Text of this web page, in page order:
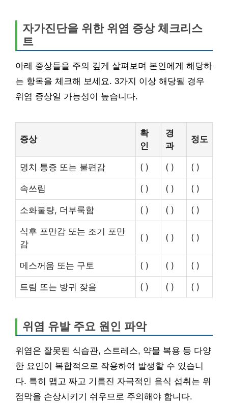
자가진단을 위한 위염 증상 체크리스
트
아래 증상들을 주의 깊게 살펴보며 본인에게 해당하
는 항목을 체크해 보세요. 3가지 이상 해당될 경우
위염 증상일 가능성이 높습니다.
증상
확
인
경
과
정도
명치 통증 또는 불편감 ( ) ( ) ( )
속쓰림 ( ) ( ) ( )
소화불량, 더부룩함 ( ) ( ) ( )
식후 포만감 또는 조기 포만
감
( ) ( ) ( )
메스꺼움 또는 구토 ( ) ( ) ( )
트림 또는 방귀 잦음 ( ) ( ) ( )
위염 유발 주요 원인 파악
위염은 잘못된 식습관, 스트레스, 약물 복용 등 다양
한 요인이 복합적으로 작용하여 발생할 수 있습니
다. 특히 맵고 짜고 기름진 자극적인 음식 섭취는 위
점막을 손상시키기 쉬우므로 주의해야 합니다.